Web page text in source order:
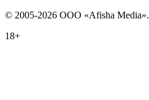
© 2005-2026 ООО «Afisha Media».
18+